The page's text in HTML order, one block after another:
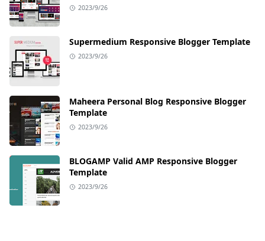
2023/9/26
Supermedium Responsive Blogger Template
2023/9/26
Maheera Personal Blog Responsive Blogger
Template
2023/9/26
BLOGAMP Valid AMP Responsive Blogger
Template
2023/9/26